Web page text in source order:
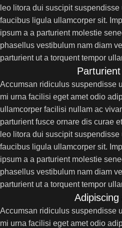
leo litora dui suscipit
faucibus ligula ullamcorper sit.
ipsum a a parturient molestie
phasellus vestibulum nam diam
parturient ut a torquent tempor
Accumsan ridiculus suspendisse
mi urna facilisi eget amet odio
ullamcorper facilisi nullam ac
parturient fusce ornare dis curae
leo litora dui suscipit
faucibus ligula ullamcorper sit.
ipsum a a parturient molestie
phasellus vestibulum nam diam
parturient ut a torquent tempor
Adipiscing
Accumsan ridiculus suspendisse
mi urna facilisi eget amet odio